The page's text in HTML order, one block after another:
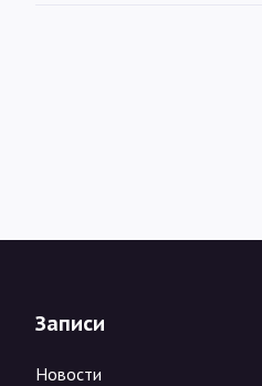
Записи
Новости